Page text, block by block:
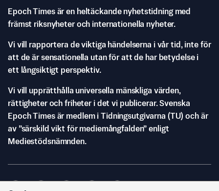
Epoch Times är en heltäckande nyhetstidning med
främst riksnyheter och internationella nyheter.
Vi vill rapportera de viktiga händelserna i vår tid, inte för
att de är sensationella utan för att de har betydelse i
ett långsiktigt perspektiv.
Vi vill upprätthålla universella mänskliga värden,
rättigheter och friheter i det vi publicerar. Svenska
Epoch Times är medlem i Tidningsutgivarna (TU) och är
av ”särskild vikt för mediemångfalden” enligt
Mediestödsnämnden.